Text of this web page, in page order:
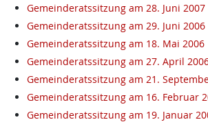
Gemeinderatssitzung am 28. Juni 2007
Gemeinderatssitzung am 29. Juni 2006
Gemeinderatssitzung am 18. Mai 2006
Gemeinderatssitzung am 27. April
Gemeinderatssitzung am 21.
Gemeinderatssitzung am 16. Februar
Gemeinderatssitzung am 19. Januar